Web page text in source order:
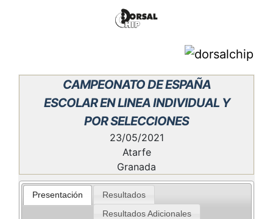
CAMPEONATO DE ESPAÑA
ESCOLAR EN LINEA INDIVIDUAL Y
POR SELECCIONES
23/05/2021
Atarfe
Granada
Presentación Resultados
Resultados Adicionales